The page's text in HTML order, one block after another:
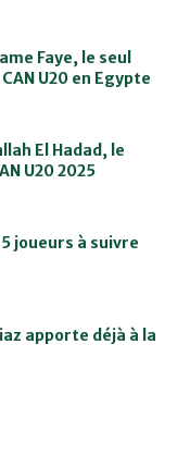
Faye, le seul
U20 en Egypte
El Hadad, le
U20 2025
5 joueurs à suivre
apporte déjà à la